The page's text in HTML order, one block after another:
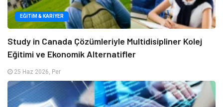
EĞITIM & KARIYER
Study in Canada Çözümleriyle Multidisipliner Kolej
Eğitimi ve Ekonomik Alternatifler
25 Haz 2026, Per